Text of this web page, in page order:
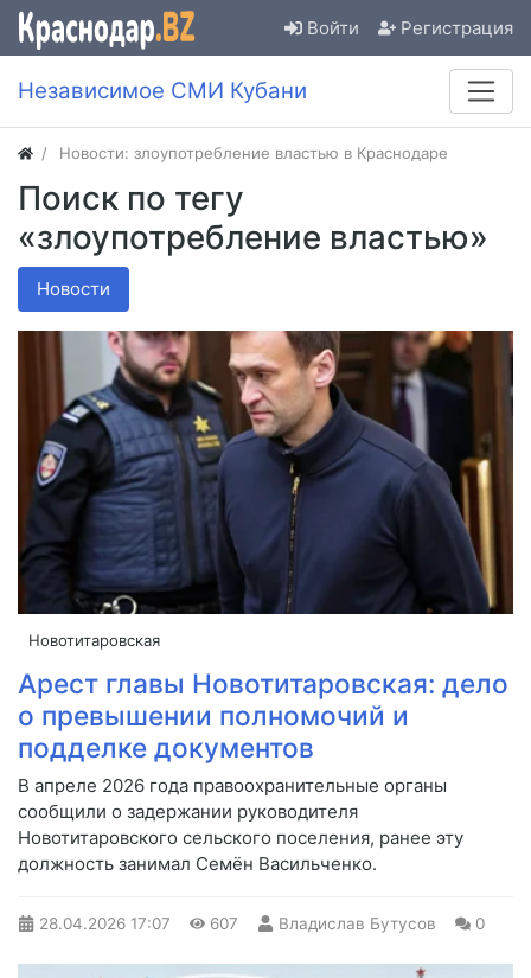
Войти Регистрация
Независимое СМИ Кубани
Новости: злоупотребление властью в Краснодаре
Поиск по тегу
«злоупотребление властью»
Новости
Новотитаровская
Арест главы Новотитаровская: дело
о превышении полномочий и
подделке документов
В апреле 2026 года правоохранительные органы
сообщили о задержании руководителя
Новотитаровского сельского поселения, ранее эту
должность занимал Семён Васильченко.
28.04.2026 17:07 607 Владислав Бутусов 0